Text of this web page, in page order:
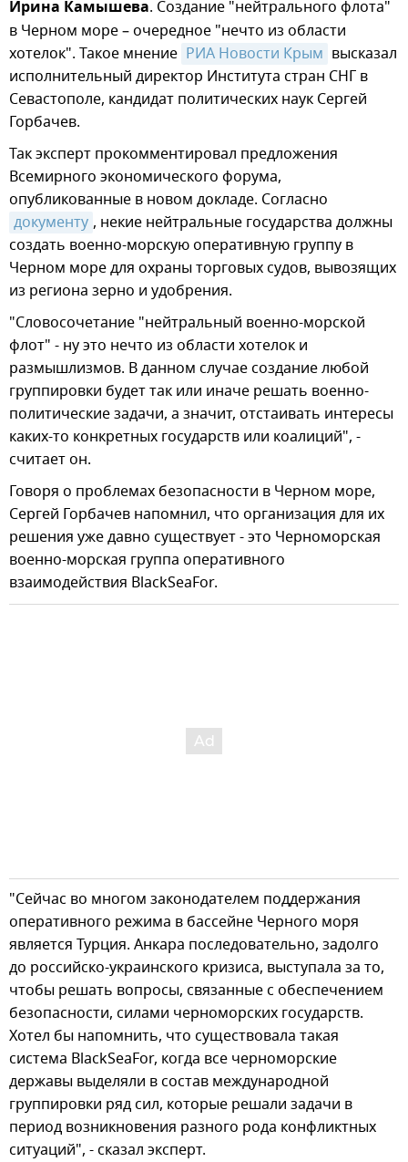
Ирина Камышева. Создание "нейтрального флота"
в Черном море – очередное "нечто из области
хотелок". Такое мнение РИА Новости Крым высказал
исполнительный директор Института стран СНГ в
Севастополе, кандидат политических наук Сергей
Горбачев.
Так эксперт прокомментировал предложения
Всемирного экономического форума,
опубликованные в новом докладе. Согласно
документу , некие нейтральные государства должны
создать военно-морскую оперативную группу в
Черном море для охраны торговых судов, вывозящих
из региона зерно и удобрения.
"Словосочетание "нейтральный военно-морской
флот" - ну это нечто из области хотелок и
размышлизмов. В данном случае создание любой
группировки будет так или иначе решать военно-
политические задачи, а значит, отстаивать интересы
каких-то конкретных государств или коалиций", -
считает он.
Говоря о проблемах безопасности в Черном море,
Сергей Горбачев напомнил, что организация для их
решения уже давно существует - это Черноморская
военно-морская группа оперативного
взаимодействия BlackSeaFor.
"Сейчас во многом законодателем поддержания
оперативного режима в бассейне Черного моря
является Турция. Анкара последовательно, задолго
до российско-украинского кризиса, выступала за то,
чтобы решать вопросы, связанные с обеспечением
безопасности, силами черноморских государств.
Хотел бы напомнить, что существовала такая
система BlackSeaFor, когда все черноморские
державы выделяли в состав международной
группировки ряд сил, которые решали задачи в
период возникновения разного рода конфликтных
ситуаций", - сказал эксперт.